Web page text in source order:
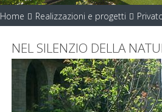
Home Realizzazioni e progetti
NEL SILENZIO DELLA